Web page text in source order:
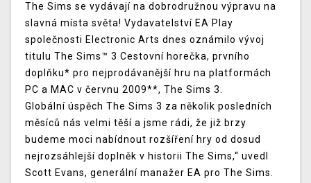
The Sims se vydávají na dobrodružnou výpravu na
slavná místa světa! Vydavatelství EA Play
společnosti Electronic Arts dnes oznámilo vývoj
titulu The Sims™ 3 Cestovní horečka, prvního
doplňku* pro nejprodávanější hru na platformách
PC a MAC v červnu 2009**, The Sims 3.
Globální úspěch The Sims 3 za několik posledních
měsíců nás velmi těší a jsme rádi, že již brzy
budeme moci nabídnout rozšíření hry od dosud
nejrozsáhlejší doplněk v historii The Sims,“ uvedl
Scott Evans, generální manažer EA pro The Sims.